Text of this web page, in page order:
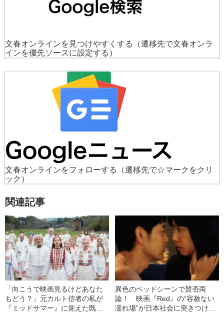
文春オンラインを見つけやすくする
（遷移先で文春オンラ
インを優先ソースに設定する）
文春オンラインをフォローする
（遷移先で☆マークをクリ
ック）
関連記事
「向こうで映画見るけどあなた
もどう？」元カルト信者の私が
『ミッドサマー』に覚えた既視
異色のベッドシーンで賛否両
論！ 映画『Red』の“容赦ない
濡れ場”が日本社会に突きつけた